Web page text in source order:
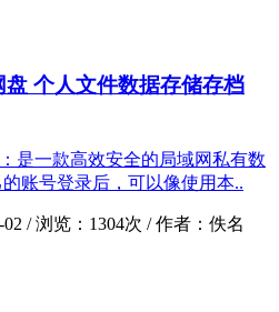
个人文件数据存储存档
是一款高效安全的局域网私有数
账号登录后，可以像使用本..
02 /浏览： 1304次 /作者： 佚名